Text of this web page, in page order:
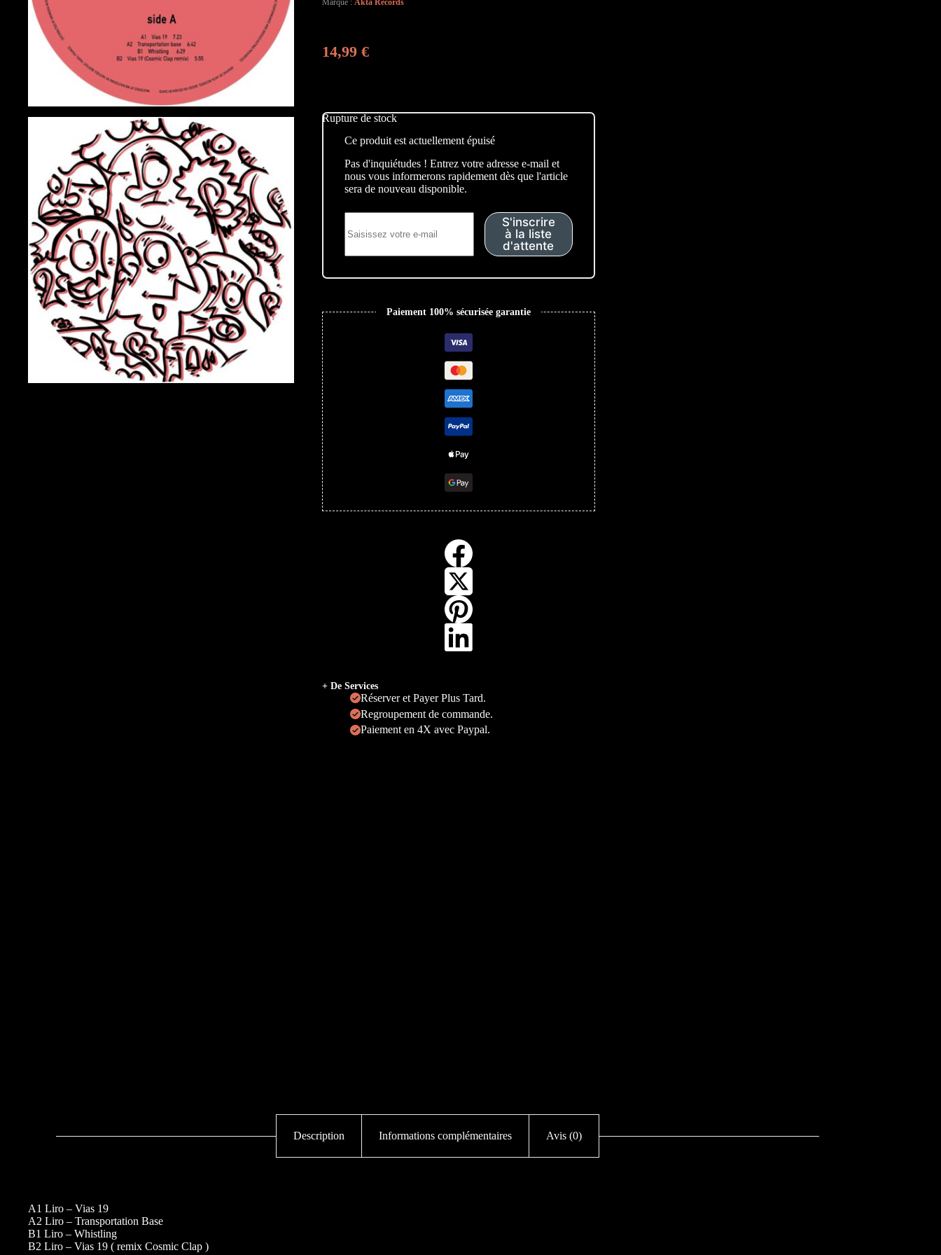
Marque : Akta Records
14,99 €
Rupture de stock
Ce produit est actuellement épuisé
Pas d'inquiétudes ! Entrez votre adresse e-mail et
nous vous informerons rapidement dès que l'article
sera de nouveau disponible.
S'inscrire
à la liste
d'attente
Paiement 100% sécurisée garantie
+ De Services
Réserver et Payer Plus Tard.
Regroupement de commande.
Paiement en 4X avec Paypal.
Description Informations complémentaires Avis (0)
A1 Liro – Vias 19
A2 Liro – Transportation Base
B1 Liro – Whistling
B2 Liro – Vias 19 ( remix Cosmic Clap )